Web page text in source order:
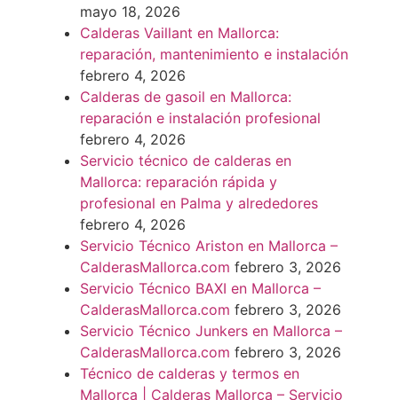
mayo 18, 2026
Calderas Vaillant en Mallorca:
reparación, mantenimiento e instalación
febrero 4, 2026
Calderas de gasoil en Mallorca:
reparación e instalación profesional
febrero 4, 2026
Servicio técnico de calderas en
Mallorca: reparación rápida y
profesional en Palma y alrededores
febrero 4, 2026
Servicio Técnico Ariston en Mallorca –
CalderasMallorca.com febrero 3, 2026
Servicio Técnico BAXI en Mallorca –
CalderasMallorca.com febrero 3, 2026
Servicio Técnico Junkers en Mallorca –
CalderasMallorca.com febrero 3, 2026
Técnico de calderas y termos en
Mallorca | Calderas Mallorca – Servicio